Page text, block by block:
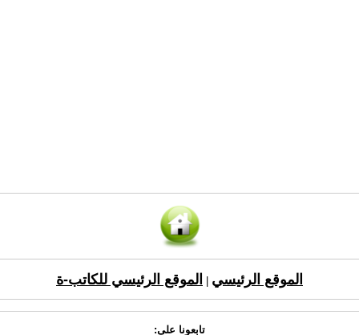
الموقع الرئيسي الموقع الرئيسي للكاتب-ة
تابعونا على: